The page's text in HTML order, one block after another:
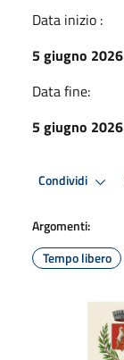
Data inizio :
5 giugno 2026
Data fine:
5 giugno 2026
Condividi
Argomenti:
Tempo libero